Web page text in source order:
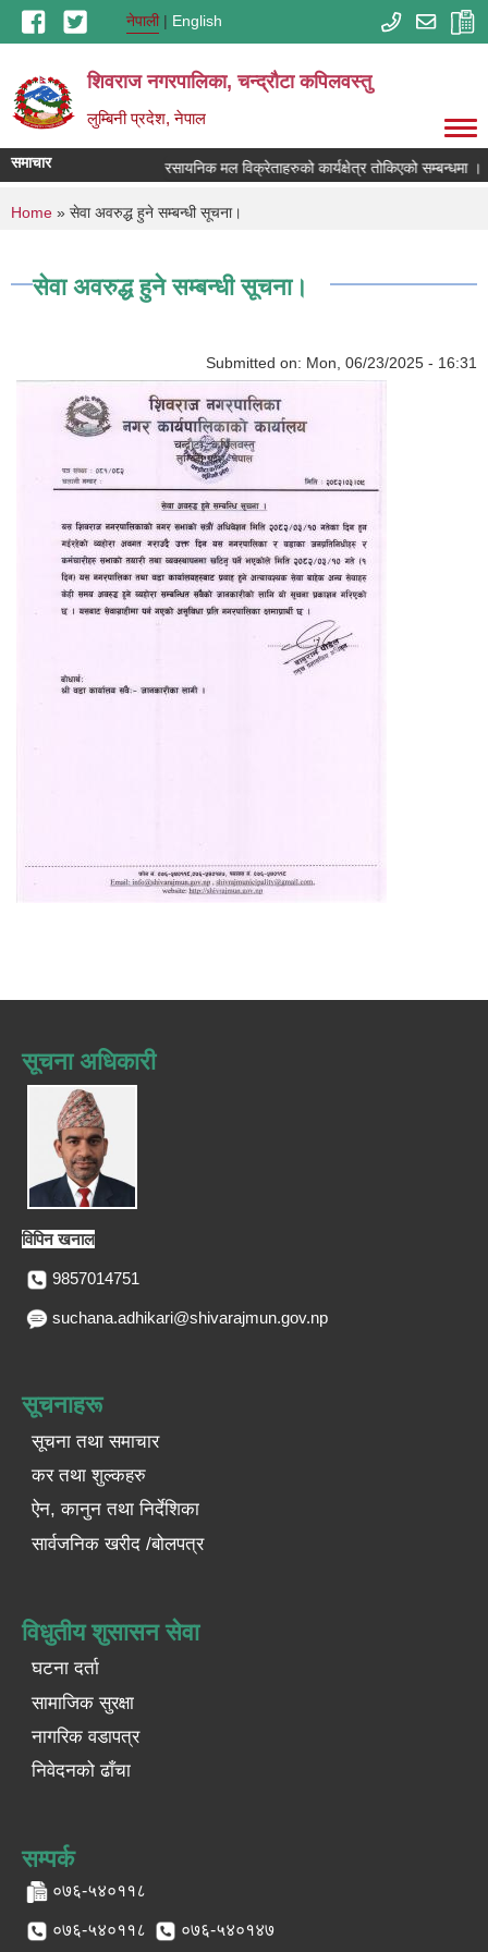
Skip to main contentनेपाली English
शिवराज नगरपालिका, चन्द्राैटा कपिलवस्तु
लुम्बिनी प्रदेश, नेपाल
समाचार रसायनिक मल विक्रेताहरुको कार्यक्षेत्र तोकिएको सम्बन्धमा ।
You are here
Home » सेवा अवरुद्ध हुने सम्बन्धी सूचना।
सेवा अवरुद्ध हुने सम्बन्धी सूचना।
Submitted on: Mon, 06/23/2025 - 16:31
सूचना अधिकारी
विपिन खनाल
9857014751
suchana.adhikari@shivarajmun.gov.np
सूचनाहरू
सूचना तथा समाचार
कर तथा शुल्कहरु
ऐन, कानुन तथा निर्देशिका
सार्वजनिक खरीद /बोलपत्र
विधुतीय शुसासन सेवा
घटना दर्ता
सामाजिक सुरक्षा
नागरिक वडापत्र
निवेदनको ढाँचा
सम्पर्क
०७६-५४०११८
०७६-५४०११८ ०७६-५४०१४७